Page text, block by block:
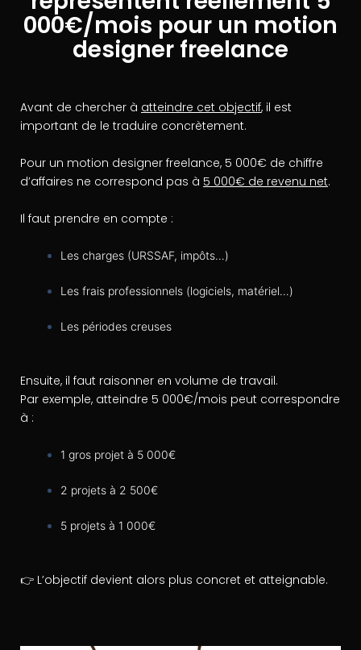
000€/mois pour un motion
designer freelance
Avant de chercher à atteindre cet objectif, il est
important de le traduire concrètement.
Pour un motion designer freelance, 5 000€ de chiffre
d’affaires ne correspond pas à 5 000€ de revenu net.
Il faut prendre en compte :
Les charges (URSSAF, impôts…)
Les frais professionnels (logiciels, matériel…)
Les périodes creuses
Ensuite, il faut raisonner en volume de travail.
Par exemple, atteindre 5 000€/mois peut correspondre
à :
1 gros projet à 5 000€
2 projets à 2 500€
5 projets à 1 000€
👉 L’objectif devient alors plus concret et atteignable.